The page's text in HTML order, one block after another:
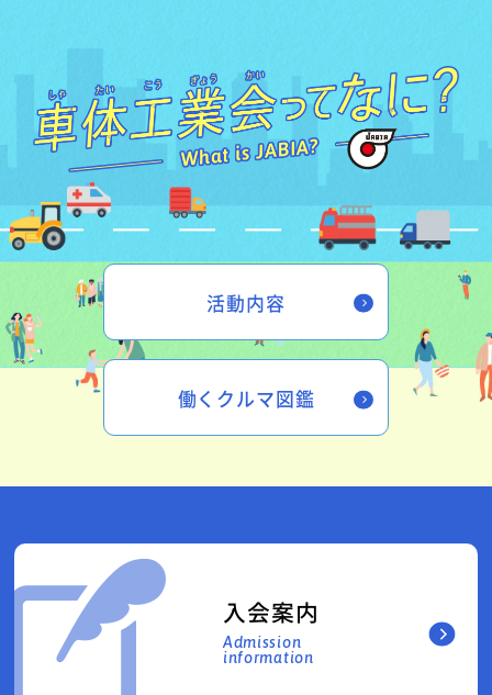
活動内容
働くクルマ図鑑
入会案内
Admission
information